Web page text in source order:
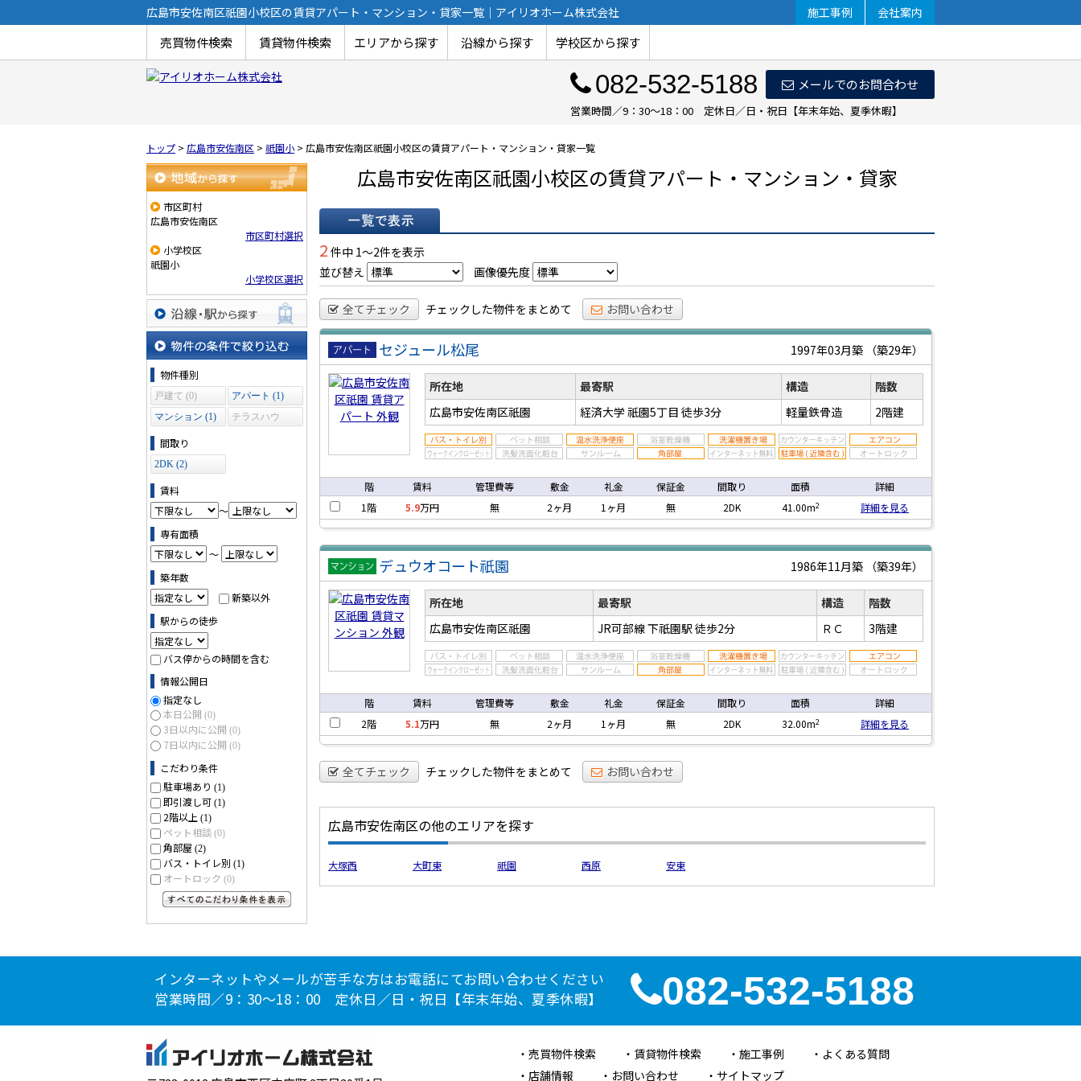
広島市安佐南区祇園小校区の賃貸アパート・マンション・貸家一覧｜アイリオホーム株式会社 施工事例 会社案内
売買物件検索 賃貸物件検索 エリアから探す 沿線から探す 学校区から探す
メールでのお問合わせ
082-532-5188
営業時間／9：30～18：00 定休日／日・祝日【年末年始、夏季休暇】
トップ > 広島市安佐南区 > 祇園小 > 広島市安佐南区祇園小校区の賃貸アパート・マンション・貸家一覧
地域から探す
市区町村
広島市安佐南区
市区町村選択
小学校区
祇園小
小学校区選択
沿線・駅から探す
物件の条件で絞り込む
物件種別
戸建て (0)
アパート (1)
マンション (1)
テラスハウ
間取り
2DK (2)
賃料
～
専有面積
～
築年数
新築以外
駅からの徒歩
バス停からの時間を含む
情報公開日
指定なし
本日公開 (0)
3日以内に公開 (0)
7日以内に公開 (0)
こだわり条件
駐車場あり (1)
即引渡し可 (1)
2階以上 (1)
ペット相談 (0)
角部屋 (2)
バス・トイレ別 (1)
オートロック (0)
広島市安佐南区祇園小校区の賃貸アパート・マンション・貸家
2 件中 1～2件を表示
並び替え
画像優先度
全てチェック チェックした物件をまとめて お問い合わせ
賃貸アパ
ート
セジュール松尾 1997年03月築 （築29年）
所在地 最寄駅 構造
階数
広島市安佐南区祇園
経済大学 祇園5丁目 徒歩3分 軽量鉄骨造 2階建
階 賃料 管理費等 敷金 礼金 保証金 間取り 面積
詳細
1階
5.9万円 無 2ヶ月 1ヶ月 無 2DK 41.00m2 詳細を見る
賃貸マン
ション
デュウオコート祇園 1986年11月築 （築39年）
所在地 最寄駅 構造
階数
広島市安佐南区祇園
JR可部線 下祇園駅 徒歩2分 ＲＣ 3階建
階 賃料 管理費等 敷金 礼金 保証金 間取り 面積
詳細
2階
5.1万円 無 2ヶ月 1ヶ月 無 2DK 32.00m2 詳細を見る
全てチェック チェックした物件をまとめて お問い合わせ
広島市安佐南区の他のエリアを探す
大塚西 大町東 祇園 西原 安東
インターネットやメールが苦手な方はお電話にてお問い合わせください
営業時間／9：30～18：00 定休日／日・祝日【年末年始、夏季休暇】
082-532-5188
売買物件検索 賃貸物件検索 施工事例
よくある質問
店舗情報
お問い合わせ サイトマップ